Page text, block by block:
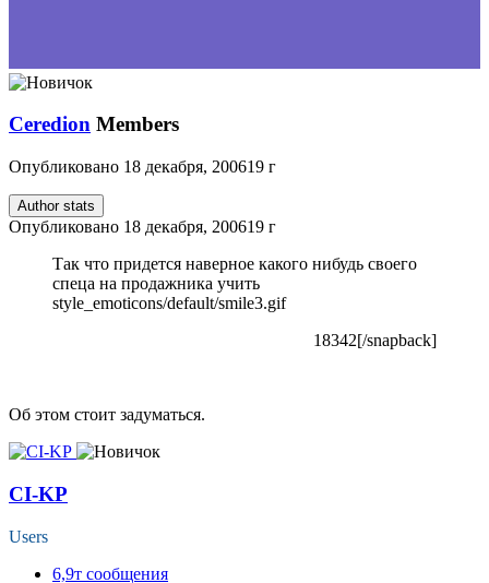
Ceredion Members
Опубликовано 18 декабря, 200619 г
Author stats
Опубликовано 18 декабря, 200619 г
Так что придется наверное какого нибудь своего
спеца на продажника учить
style_emoticons/default/smile3.gif
18342[/snapback]
Об этом стоит задуматься.
CI-KP
Users
6,9т сообщения